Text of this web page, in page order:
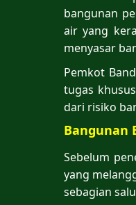
bangunan
air yang
menyasar
Pemkot
tugas
dari risiko
Bangunan
Sebelum
yang
sebagian